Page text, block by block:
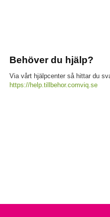
Behöver du hjälp?
Via vårt hjälpcenter så hittar du
https://help.tillbehor.comviq.se